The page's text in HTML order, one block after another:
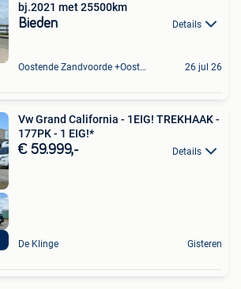
bj.2021 met 25500km
Bieden Details
Oostende Zandvoorde +Oostende 26 jul 26
Vw Grand California - 1EIG! TREKHAAK -
177PK - 1 EIG!*
€ 59.999,- Details
De Klinge Gisteren